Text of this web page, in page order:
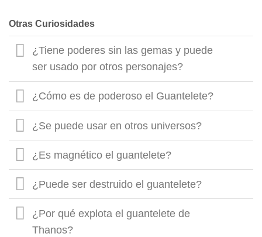
Otras Curiosidades
¿Tiene poderes sin las gemas y puede
ser usado por otros personajes?
¿Cómo es de poderoso el Guantelete?
¿Se puede usar en otros universos?
¿Es magnético el guantelete?
¿Puede ser destruido el guantelete?
¿Por qué explota el guantelete de
Thanos?